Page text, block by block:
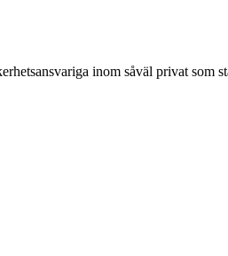
inom såväl privat som